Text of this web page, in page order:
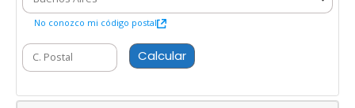
No conozco mi código postal
Calcular